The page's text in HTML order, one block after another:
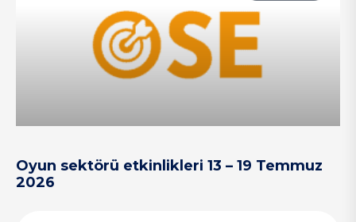
Oyun sektörü etkinlikleri 13 – 19 Temmuz
2026